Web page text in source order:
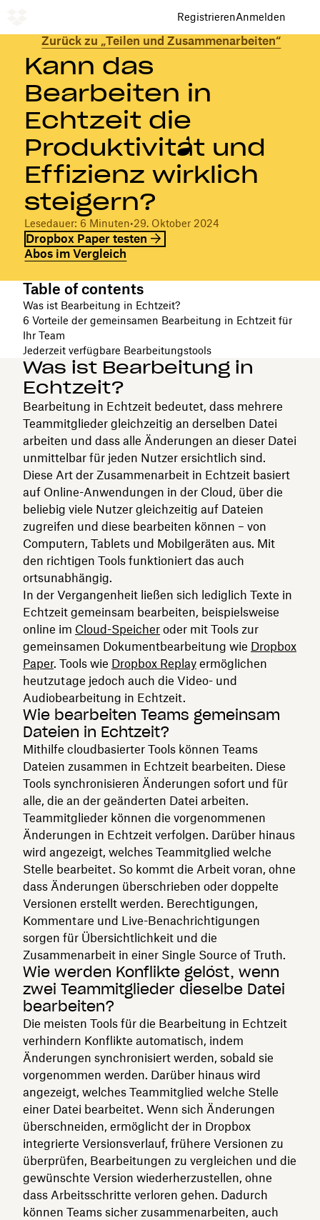
RegistrierenAnmelden
Zurück zu „Teilen und Zusammenarbeiten“
Kann das
Bearbeiten in
Echtzeit die
Produktivität und
Effizienz wirklich
steigern?
Lesedauer: 6 Minuten•29. Oktober 2024
Dropbox Paper testen
Abos im Vergleich
Table of contents
Was ist Bearbeitung in Echtzeit?
6 Vorteile der gemeinsamen Bearbeitung in Echtzeit für
Ihr Team
Jederzeit verfügbare Bearbeitungstools
Was ist Bearbeitung in
Echtzeit?
Bearbeitung in Echtzeit bedeutet, dass mehrere
Teammitglieder gleichzeitig an derselben Datei
arbeiten und dass alle Änderungen an dieser Datei
unmittelbar für jeden Nutzer ersichtlich sind.
Diese Art der Zusammenarbeit in Echtzeit basiert
auf Online-Anwendungen in der Cloud, über die
beliebig viele Nutzer gleichzeitig auf Dateien
zugreifen und diese bearbeiten können – von
Computern, Tablets und Mobilgeräten aus. Mit
den richtigen Tools funktioniert das auch
ortsunabhängig.
In der Vergangenheit ließen sich lediglich Texte in
Echtzeit gemeinsam bearbeiten, beispielsweise
online im Cloud-Speicher oder mit Tools zur
gemeinsamen Dokumentbearbeitung wie Dropbox
Paper. Tools wie Dropbox Replay ermöglichen
heutzutage jedoch auch die Video- und
Audiobearbeitung in Echtzeit.
Wie bearbeiten Teams gemeinsam
Dateien in Echtzeit?
Mithilfe cloudbasierter Tools können Teams
Dateien zusammen in Echtzeit bearbeiten. Diese
Tools synchronisieren Änderungen sofort und für
alle, die an der geänderten Datei arbeiten.
Teammitglieder können die vorgenommenen
Änderungen in Echtzeit verfolgen. Darüber hinaus
wird angezeigt, welches Teammitglied welche
Stelle bearbeitet. So kommt die Arbeit voran, ohne
dass Änderungen überschrieben oder doppelte
Versionen erstellt werden. Berechtigungen,
Kommentare und Live-Benachrichtigungen
sorgen für Übersichtlichkeit und die
Zusammenarbeit in einer Single Source of Truth.
Wie werden Konflikte gelöst, wenn
zwei Teammitglieder dieselbe Datei
bearbeiten?
Die meisten Tools für die Bearbeitung in Echtzeit
verhindern Konflikte automatisch, indem
Änderungen synchronisiert werden, sobald sie
vorgenommen werden. Darüber hinaus wird
angezeigt, welches Teammitglied welche Stelle
einer Datei bearbeitet. Wenn sich Änderungen
überschneiden, ermöglicht der in Dropbox
integrierte Versionsverlauf, frühere Versionen zu
überprüfen, Bearbeitungen zu vergleichen und die
gewünschte Version wiederherzustellen, ohne
dass Arbeitsschritte verloren gehen. Dadurch
können Teams sicher zusammenarbeiten, auch